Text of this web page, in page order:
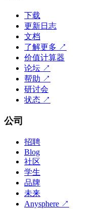
下载
更新日志
文档
了解更多 ↗
价值计算器
论坛 ↗
帮助 ↗
研讨会
状态 ↗
公司
招聘
Blog
社区
学生
品牌
未来
Anysphere ↗